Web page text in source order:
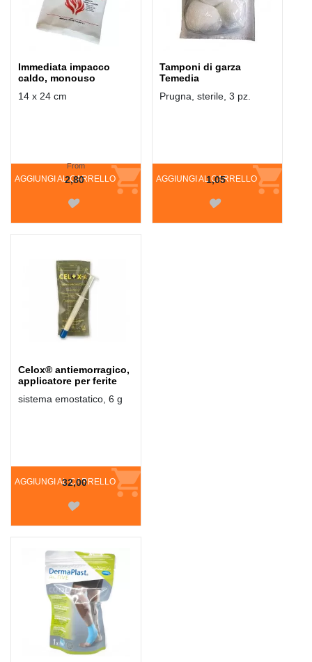
Immediata impacco
caldo, monouso
14 x 24 cm
AGGIUNGI AL CARRELLO
From
2,80
Tamponi di garza
Temedia
Prugna, sterile, 3 pz.
AGGIUNGI AL CARRELLO
1,05
Celox® antiemorragico,
applicatore per ferite
sistema emostatico, 6 g
AGGIUNGI AL CARRELLO
32,00